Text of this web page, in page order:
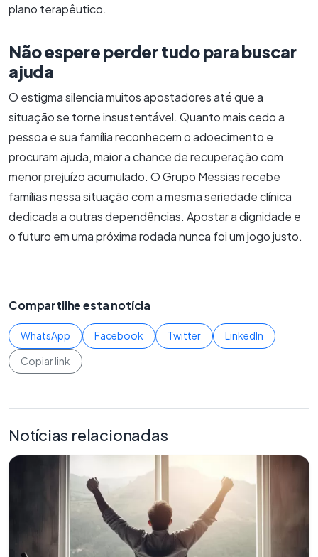
plano terapêutico.
Não espere perder tudo para buscar
ajuda
O estigma silencia muitos apostadores até que a
situação se torne insustentável. Quanto mais cedo a
pessoa e sua família reconhecem o adoecimento e
procuram ajuda, maior a chance de recuperação com
menor prejuízo acumulado. O Grupo Messias recebe
famílias nessa situação com a mesma seriedade clínica
dedicada a outras dependências. Apostar a dignidade e
o futuro em uma próxima rodada nunca foi um jogo justo.
Compartilhe esta notícia
WhatsApp Facebook Twitter
LinkedIn
Copiar link
Notícias relacionadas